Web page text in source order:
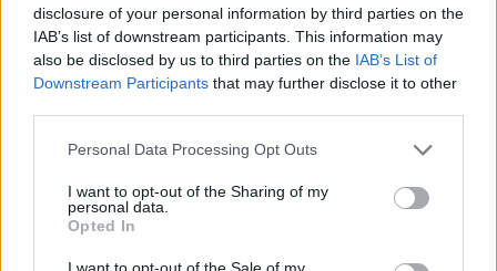
disclosure of your personal information by third parties on the
IAB’s list of downstream participants. This information may
also be disclosed by us to third parties on the IAB’s List of
Downstream Participants that may further disclose it to other
Personal Data Processing Opt Outs
I want to opt-out of the Sharing of my
personal data.
Opted In
I want to opt-out of the Sale of my
2026. augusztus 07., péntek
Hetek óta először csökkent az